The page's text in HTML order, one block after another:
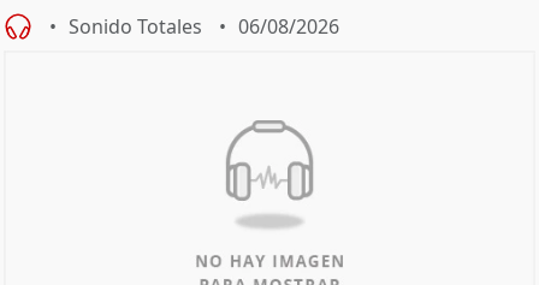
Sonido Totales 06/08/2026